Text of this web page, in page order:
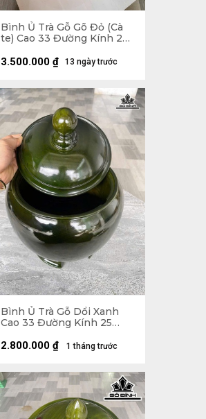
Bình Ủ Trà Gỗ Gõ Đỏ (Cà
te) Cao 33 Đường Kính 29
13 ngày trước
3.500.000 ₫
Bình Ủ Trà Gỗ Dổi Xanh
Cao 33 Đường Kính 25
1 tháng trước
2.800.000 ₫